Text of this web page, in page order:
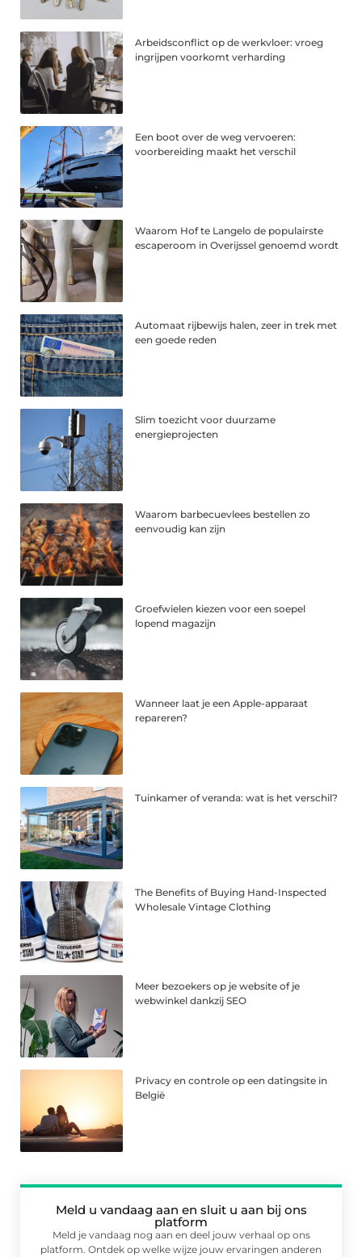
Arbeidsconflict op de werkvloer: vroeg
ingrijpen voorkomt verharding
Een boot over de weg vervoeren:
voorbereiding maakt het verschil
Waarom Hof te Langelo de populairste
escaperoom in Overijssel genoemd wordt
Automaat rijbewijs halen, zeer in trek met
een goede reden
Slim toezicht voor duurzame
energieprojecten
Waarom barbecuevlees bestellen zo
eenvoudig kan zijn
Groefwielen kiezen voor een soepel
lopend magazijn
Wanneer laat je een Apple-apparaat
repareren?
Tuinkamer of veranda: wat is het verschil?
The Benefits of Buying Hand-Inspected
Wholesale Vintage Clothing
Meer bezoekers op je website of je
webwinkel dankzij SEO
Privacy en controle op een datingsite in
België
Meld u vandaag aan en sluit u aan bij ons
platform
Meld je vandaag nog aan en deel jouw verhaal op ons
platform. Ontdek op welke wijze jouw ervaringen anderen